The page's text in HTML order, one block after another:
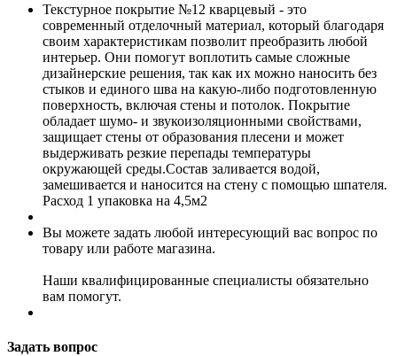
Текстурное покрытие №12 кварцевый - это
современный отделочный материал, который благодаря
своим характеристикам позволит преобразить любой
интерьер. Они помогут воплотить самые сложные
дизайнерские решения, так как их можно наносить без
стыков и единого шва на какую-либо подготовленную
поверхность, включая стены и потолок. Покрытие
обладает шумо- и звукоизоляционными свойствами,
защищает стены от образования плесени и может
выдерживать резкие перепады температуры
окружающей среды.Состав заливается водой,
замешивается и наносится на стену с помощью шпателя.
Расход 1 упаковка на 4,5м2
Вы можете задать любой интересующий вас вопрос по
товару или работе магазина.
Наши квалифицированные специалисты обязательно
вам помогут.
Задать вопрос